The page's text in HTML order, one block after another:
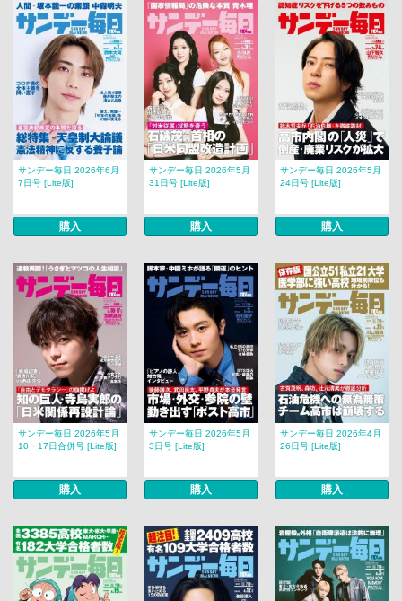
サンデー毎日 2026年6月
7日号 [Lite版]
購入
サンデー毎日 2026年5月
31日号 [Lite版]
購入
サンデー毎日 2026年5月
24日号 [Lite版]
購入
サンデー毎日 2026年5月
10・17日合併号 [Lite版]
購入
サンデー毎日 2026年5月
3日号 [Lite版]
購入
サンデー毎日 2026年4月
26日号 [Lite版]
購入